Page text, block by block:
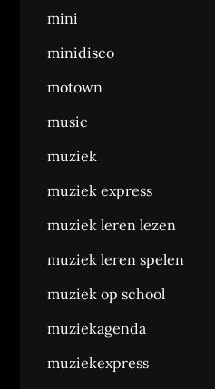
mini
minidisco
motown
music
muziek
muziek express
muziek leren lezen
muziek leren spelen
muziek op school
muziekagenda
muziekexpress